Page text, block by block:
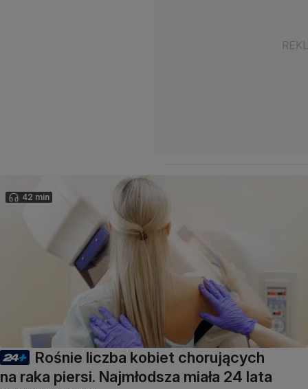
42 min
Rośnie liczba kobiet chorujących
na raka piersi. Najmłodsza miała 24 lata